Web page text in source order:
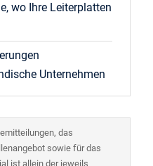
wo Ihre Leiterplatten
Unternehmen
das
sowie für das
ist allein der jeweils